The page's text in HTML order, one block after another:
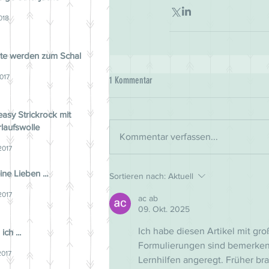
1 Kommentar
Kommentar verfassen...
Sortieren nach: Aktuell
ac ab
09. Okt. 2025
Ich habe diesen Artikel mit
Formulierungen sind
Lernhilfen angeregt. Früher
werden zum Schal
Strickrock mit
Lieben ...
...